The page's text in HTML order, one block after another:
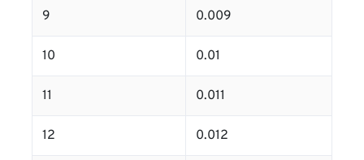
9 0.009
10 0.01
11 0.011
12 0.012